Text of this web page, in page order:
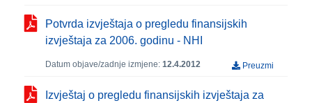
Potvrda izvještaja o pregledu finansijskih
izvještaja za 2006. godinu - NHI
Datum objave/zadnje izmjene: 12.4.2012 Preuzmi
Izvještaj o pregledu finansijskih izvještaja za